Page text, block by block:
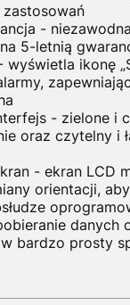
-
5-letnią
wyświetla ikonę
- zielone i
oraz czytelny i
- ekran LCD
orientacji,
danych
bardzo prosty